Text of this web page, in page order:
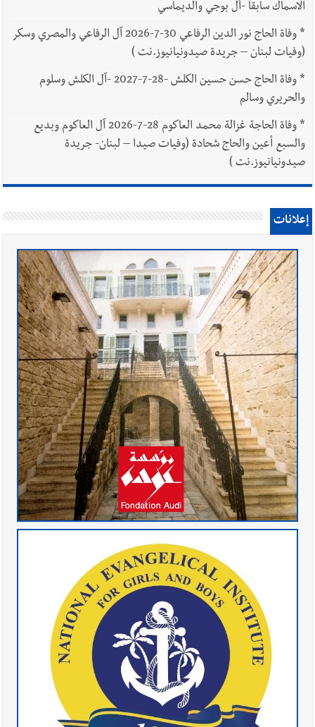
الاسماك سابقا -آل بوجي والديماسي
*
وفاة الحاج نور الدين الرفاعي 30-7-2026 آل الرفاعي والمصري وسكر
(وفيات لبنان – جريدة صيدونيانيوز.نت )
*
وفاة الحاج حسن حسين الكلش -28-7-2027 -آل الكلش وسلوم
والحريري وسالم
*
وفاة الحاجة غزالة محمد العاكوم 28-7-2026 آل العاكوم وبديع
والسبع أعين والحاج شحادة (وفيات صيدا – لبنان- جريدة
صيدونيانيوز.نت )
إعلانات